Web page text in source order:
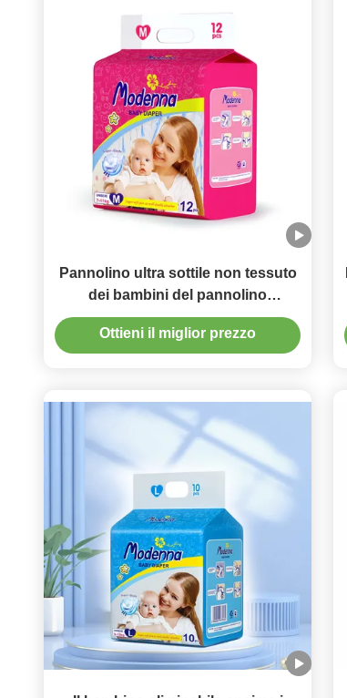
Pannolino ultra sottile non tessuto
dei bambini del pannolino
eliminabile molle del bambino
dell'OEM
Ottieni il miglior prezzo